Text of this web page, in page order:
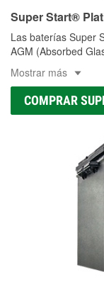
Super Start®
Las baterías Super
AGM (Absorbed
Mostrar más
COMPRAR